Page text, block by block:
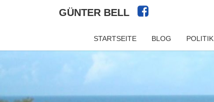
GÜNTER BELL
STARTSEITE BLOG POLITIK